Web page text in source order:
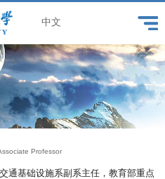
中文
Professor
通基础设施系副系主任，教育部重点